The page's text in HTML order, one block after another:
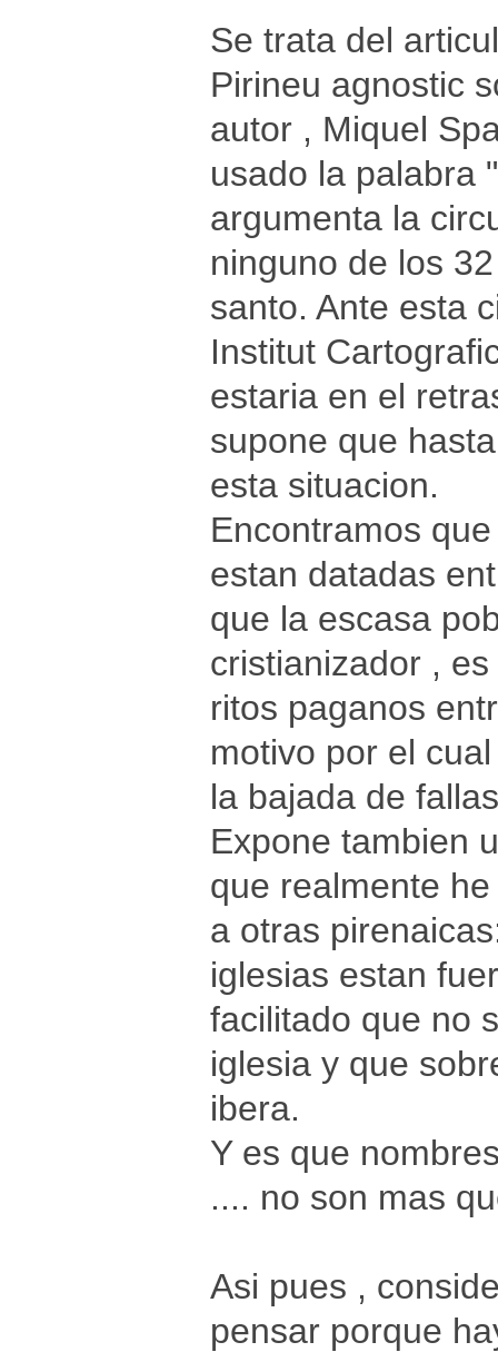
Se trata del
Pirineu agnostic
autor , Miquel
usado la palabra
argumenta la
ninguno de los
santo. Ante esta
Institut
estaria en el
supone que
esta situacion.
Encontramos
estan datadas
que la escasa
cristianizador ,
ritos paganos
motivo por el
la bajada de
Expone tambien
que realmente
a otras
iglesias estan
facilitado que no
iglesia y que
ibera.
Y es que
.... no son mas
Asi pues ,
pensar porque